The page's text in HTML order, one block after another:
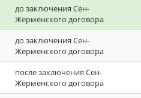
до заключения Сен-
Жерменского договора
до заключения Сен-
Жерменского договора
после заключения Сен-
Жерменского договора